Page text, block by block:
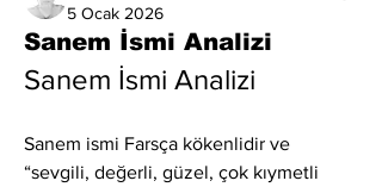
5 Ocak 2026
Sanem İsmi Analizi
Sanem İsmi Analizi
Sanem ismi Farsça kökenlidir ve
“sevgili, değerli, güzel, çok kıymetli